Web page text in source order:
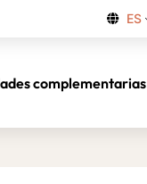
ES
complementarias